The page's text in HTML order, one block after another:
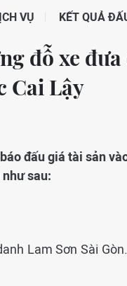
VỤ KẾT QUẢ
đỗ xe
Cai Lậy
đấu giá tài sản
sau:
Lam Sơn Sài